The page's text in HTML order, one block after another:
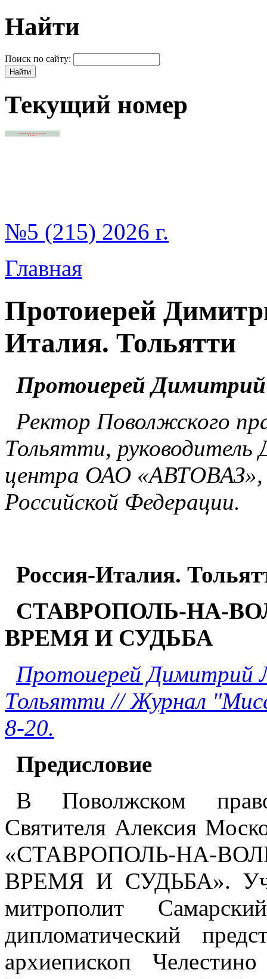
Найти
Поиск по сайту:
Текущий номер
№5 (215) 2026 г.
Главная
Протоиерей
Италия. Тольятти
Протоиерей Димитрий
Ректор Поволжского
Тольятти, руководитель
центра ОАО «АВТОВАЗ»,
Российской Федерации.
Россия-Италия.
СТАВРОПОЛЬ-НА-
ВРЕМЯ И СУДЬБА
Протоиерей Димитрий
Тольятти // Журнал
8-20.
Предисловие
В Поволжском
Святителя Алексия
«СТАВРОПОЛЬ-НА-
ВРЕМЯ И СУДЬБА».
митрополит
дипломатический
архиепископ